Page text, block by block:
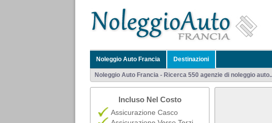
Noleggio Auto Francia Destinazioni
Noleggio Auto Francia - Ricerca 550 agenzie di noleggio
Incluso Nel Costo
Assicurazione Casco